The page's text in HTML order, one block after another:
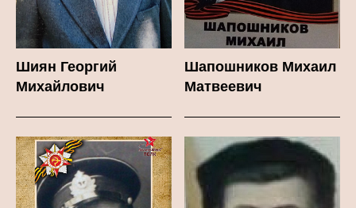
Шиян Георгий
Михайлович
Шапошников Михаил
Матвеевич